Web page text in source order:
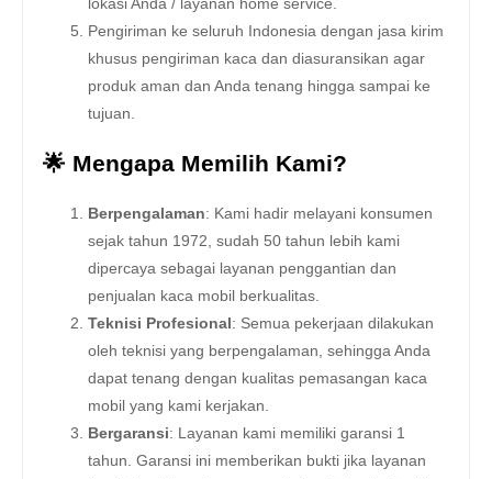
lokasi Anda / layanan home service.
Pengiriman ke seluruh Indonesia dengan jasa kirim
khusus pengiriman kaca dan diasuransikan agar
produk aman dan Anda tenang hingga sampai ke
tujuan.
🌟 Mengapa Memilih Kami?
Berpengalaman: Kami hadir melayani konsumen
sejak tahun 1972, sudah 50 tahun lebih kami
dipercaya sebagai layanan penggantian dan
penjualan kaca mobil berkualitas.
Teknisi Profesional : Semua pekerjaan dilakukan
oleh teknisi yang berpengalaman, sehingga Anda
dapat tenang dengan kualitas pemasangan kaca
mobil yang kami kerjakan.
Bergaransi: Layanan kami memiliki garansi 1
tahun. Garansi ini memberikan bukti jika layanan